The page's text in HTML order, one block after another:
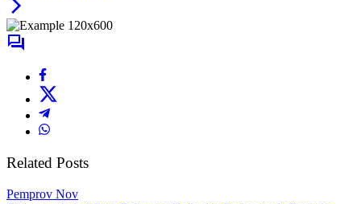
Related Posts
Pemprov Nov